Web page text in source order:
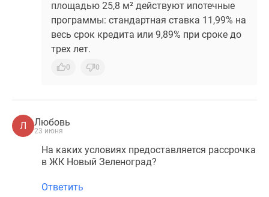
площадью 25,8 м² действуют ипотечные
программы: стандартная ставка 11,99% на
весь срок кредита или 9,89% при сроке до
трех лет.
0 0
Л Любовь
23 июня
На каких условиях предоставляется рассрочка
в ЖК Новый Зеленоград?
Ответить